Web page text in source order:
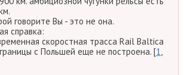
говорите Вы - это не она.
справка:
скоростная трасса Rail Baltica
с Польшей еще не построена. [1